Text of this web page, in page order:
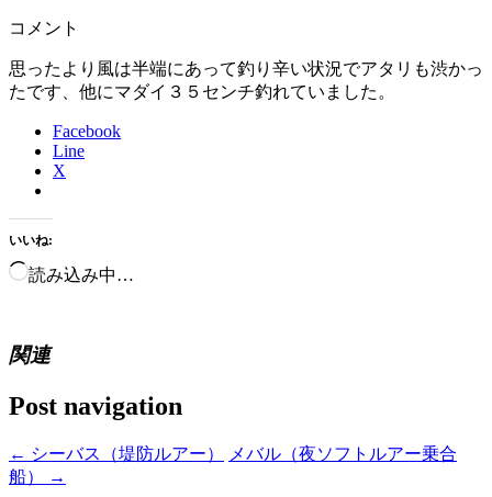
コメント
思ったより風は半端にあって釣り辛い状況でアタリも渋かっ
たです、他にマダイ３５センチ釣れていました。
Facebook
Line
X
いいね:
読み込み中…
関連
Post navigation
← シーバス（堤防ルアー）
メバル（夜ソフトルアー乗合
船）
→